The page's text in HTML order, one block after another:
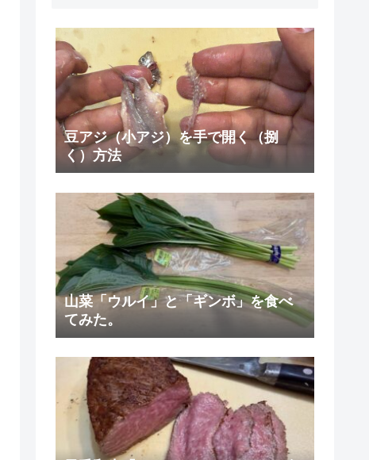
豆アジ（小アジ）を手で開く（捌
く）方法
山菜「ウルイ」と「ギンボ」を食べ
てみた。